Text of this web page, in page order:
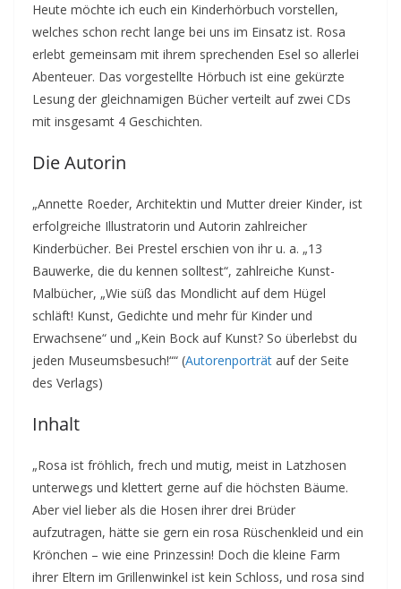
Heute möchte ich euch ein Kinderhörbuch vorstellen,
welches schon recht lange bei uns im Einsatz ist. Rosa
erlebt gemeinsam mit ihrem sprechenden Esel so allerlei
Abenteuer. Das vorgestellte Hörbuch ist eine gekürzte
Lesung der gleichnamigen Bücher verteilt auf zwei CDs
mit insgesamt 4 Geschichten.
Die Autorin
„Annette Roeder, Architektin und Mutter dreier Kinder, ist
erfolgreiche Illustratorin und Autorin zahlreicher
Kinderbücher. Bei Prestel erschien von ihr u. a. „13
Bauwerke, die du kennen solltest“, zahlreiche Kunst-
Malbücher, „Wie süß das Mondlicht auf dem Hügel
schläft! Kunst, Gedichte und mehr für Kinder und
Erwachsene“ und „Kein Bock auf Kunst? So überlebst du
jeden Museumsbesuch!““ (Autorenporträt auf der Seite
des Verlags)
Inhalt
„Rosa ist fröhlich, frech und mutig, meist in Latzhosen
unterwegs und klettert gerne auf die höchsten Bäume.
Aber viel lieber als die Hosen ihrer drei Brüder
aufzutragen, hätte sie gern ein rosa Rüschenkleid und ein
Krönchen – wie eine Prinzessin! Doch die kleine Farm
ihrer Eltern im Grillenwinkel ist kein Schloss, und rosa sind